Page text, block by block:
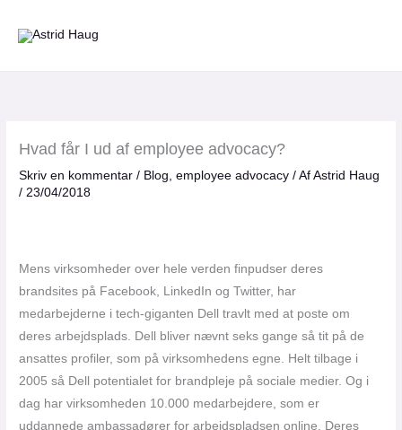
Hvad får I ud af employee advocacy?
Skriv en kommentar / Blog,employee advocacy / AfAstrid Haug
/23/04/2018
Mens virksomheder over hele verden finpudser deres
brandsites på Facebook, LinkedIn og Twitter, har
medarbejderne i tech-giganten Dell travlt med at poste om
deres arbejdsplads. Dell bliver nævnt seks gange så tit på de
ansattes profiler, som på virksomhedens egne. Helt tilbage i
2005 så Dell potentialet for brandpleje på sociale medier. Og i
dag har virksomheden 10.000 medarbejdere, som er
uddannede ambassadører for arbejdspladsen online. Deres